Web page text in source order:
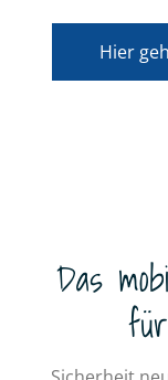
Hier
Das